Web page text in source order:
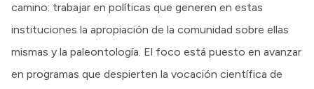
camino: trabajar en políticas que generen en estas
instituciones la apropiación de la comunidad sobre ellas
mismas y la paleontología. El foco está puesto en avanzar
en programas que despierten la vocación científica de